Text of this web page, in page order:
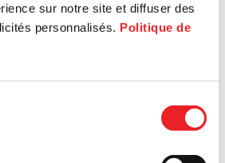
sur notre site et diffuser des
personnalisés. Politique de
Launching